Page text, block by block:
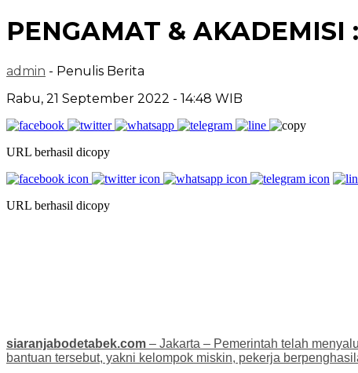
PENGAMAT & AKADEMISI
admin - Penulis Berita
Rabu, 21 September 2022 - 14:48 WIB
URL berhasil dicopy
URL berhasil dicopy
siaranjabodetabek.com – Jakarta – Pemerintah telah
bantuan tersebut, yakni kelompok miskin, pekerja